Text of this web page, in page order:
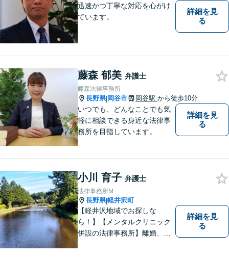
迅速かつ丁寧な対応を心がけ
ています。
詳細を見
る
藤森 郁美 弁護士
藤森法律事務所
長野県|岡谷市 岡谷駅 から徒歩10分
いつでも、どんなことでも気
軽に相談できる身近な法律事
務所を目指しています。
詳細を見
る
小川 育子 弁護士
法律事務所M
長野県|軽井沢町
【軽井沢地域でお探しな
ら！】【メンタルクリニック
併設の法律事務所】離婚、男
詳細を見
る